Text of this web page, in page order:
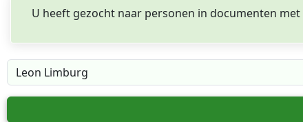
U heeft gezocht naar personen in documenten met